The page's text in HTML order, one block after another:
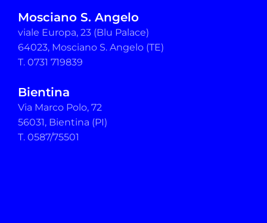
Mosciano S. Angelo
viale Europa, 23 (Blu Palace)
64023, Mosciano S. Angelo (TE)
T. 0731 719839
Bientina
Via Marco Polo, 72
56031, Bientina (PI)
T. 0587/75501